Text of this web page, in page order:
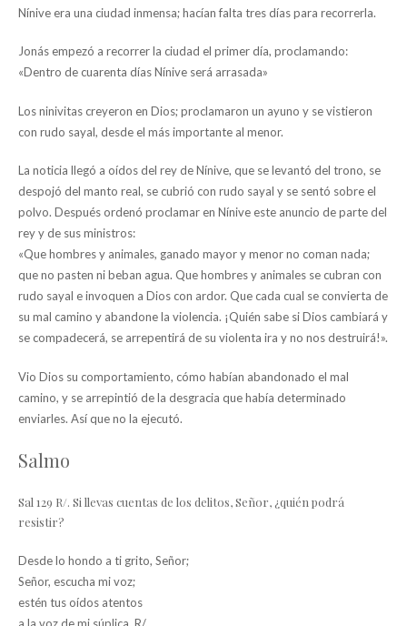
Nínive era una ciudad inmensa; hacían falta tres días para recorrerla.
Jonás empezó a recorrer la ciudad el primer día, proclamando:
«Dentro de cuarenta días Nínive será arrasada»
Los ninivitas creyeron en Dios; proclamaron un ayuno y se vistieron
con rudo sayal, desde el más importante al menor.
La noticia llegó a oídos del rey de Nínive, que se levantó del trono, se
despojó del manto real, se cubrió con rudo sayal y se sentó sobre el
polvo. Después ordenó proclamar en Nínive este anuncio de parte del
rey y de sus ministros:
«Que hombres y animales, ganado mayor y menor no coman nada;
que no pasten ni beban agua. Que hombres y animales se cubran con
rudo sayal e invoquen a Dios con ardor. Que cada cual se convierta de
su mal camino y abandone la violencia. ¡Quién sabe si Dios cambiará y
se compadecerá, se arrepentirá de su violenta ira y no nos destruirá!».
Vio Dios su comportamiento, cómo habían abandonado el mal
camino, y se arrepintió de la desgracia que había determinado
enviarles. Así que no la ejecutó.
Salmo
Sal 129 R/. Si llevas cuentas de los delitos, Señor, ¿quién podrá
resistir?
Desde lo hondo a ti grito, Señor;
Señor, escucha mi voz;
estén tus oídos atentos